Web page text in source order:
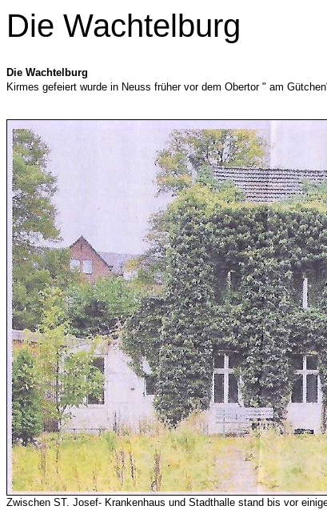
Die Wachtelburg
Die Wachtelburg
Kirmes gefeiert wurde in Neuss früher vor dem Obertor " am
Zwischen ST. Josef- Krankenhaus und Stadthalle stand bis vor